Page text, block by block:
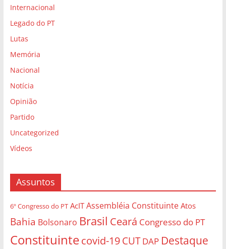
Internacional
Legado do PT
Lutas
Memória
Nacional
Notícia
Opinião
Partido
Uncategorized
Vídeos
Assuntos
6º Congresso do PT AcIT Assembléia Constituinte Atos
Bahia Bolsonaro Brasil Ceará Congresso do PT
Constituintecovid-19CUT DAP Destaque